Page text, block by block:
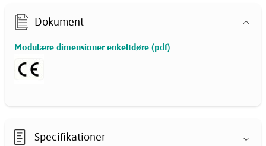
Dokument
Modulære dimensioner enkeltdøre (pdf)
Specifikationer